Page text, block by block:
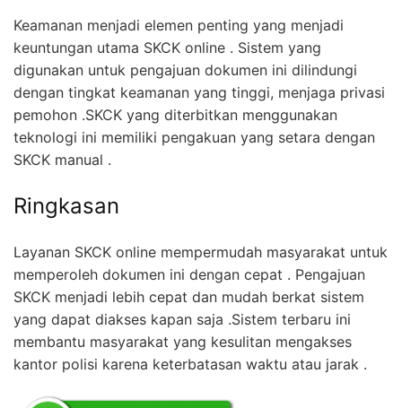
Keamanan menjadi elemen penting yang menjadi
keuntungan utama SKCK online . Sistem yang
digunakan untuk pengajuan dokumen ini dilindungi
dengan tingkat keamanan yang tinggi, menjaga privasi
pemohon .SKCK yang diterbitkan menggunakan
teknologi ini memiliki pengakuan yang setara dengan
SKCK manual .
Ringkasan
Layanan SKCK online mempermudah masyarakat untuk
memperoleh dokumen ini dengan cepat . Pengajuan
SKCK menjadi lebih cepat dan mudah berkat sistem
yang dapat diakses kapan saja .Sistem terbaru ini
membantu masyarakat yang kesulitan mengakses
kantor polisi karena keterbatasan waktu atau jarak .